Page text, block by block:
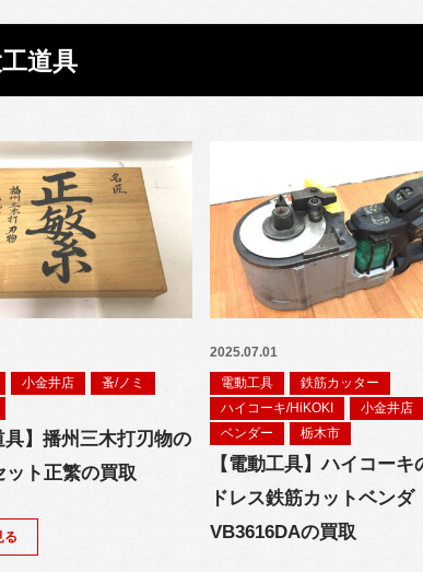
道具
小金井店
蚤/ノミ
具】播州三木打刃物の
ット正繁の買取
る
2025.07.01
電動工具
鉄筋カッター
ハイコーキ/HiKOKI
小金井店
ベンダー
栃木市
【電動工具】ハイコーキ
ドレス鉄筋カットベンダ
VB3616DAの買取